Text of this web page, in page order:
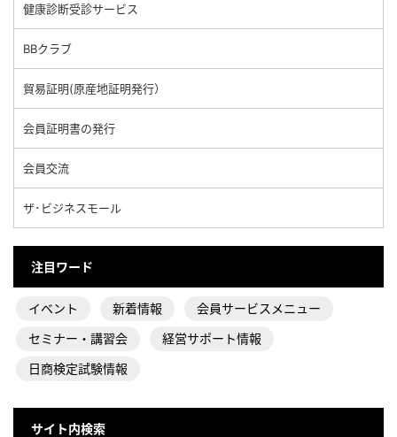
健康診断受診サービス
BBクラブ
貿易証明(原産地証明発行）
会員証明書の発行
会員交流
ザ･ビジネスモール
注目ワード
イベント 新着情報
会員サービスメニュー
セミナー・講習会
経営サポート情報
日商検定試験情報
サイト内検索